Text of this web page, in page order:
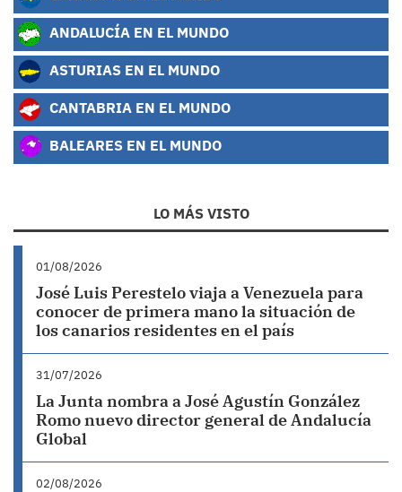
ANDALUCÍA EN EL MUNDO
ASTURIAS EN EL MUNDO
CANTABRIA EN EL MUNDO
BALEARES EN EL MUNDO
LO MÁS VISTO
01/08/2026
José Luis Perestelo viaja a Venezuela para
conocer de primera mano la situación de
los canarios residentes en el país
31/07/2026
La Junta nombra a José Agustín González
Romo nuevo director general de Andalucía
Global
02/08/2026